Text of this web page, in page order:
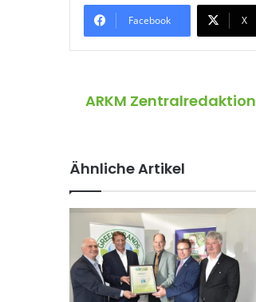
Facebook X
ARKM Zentralredaktion
Ähnliche Artikel